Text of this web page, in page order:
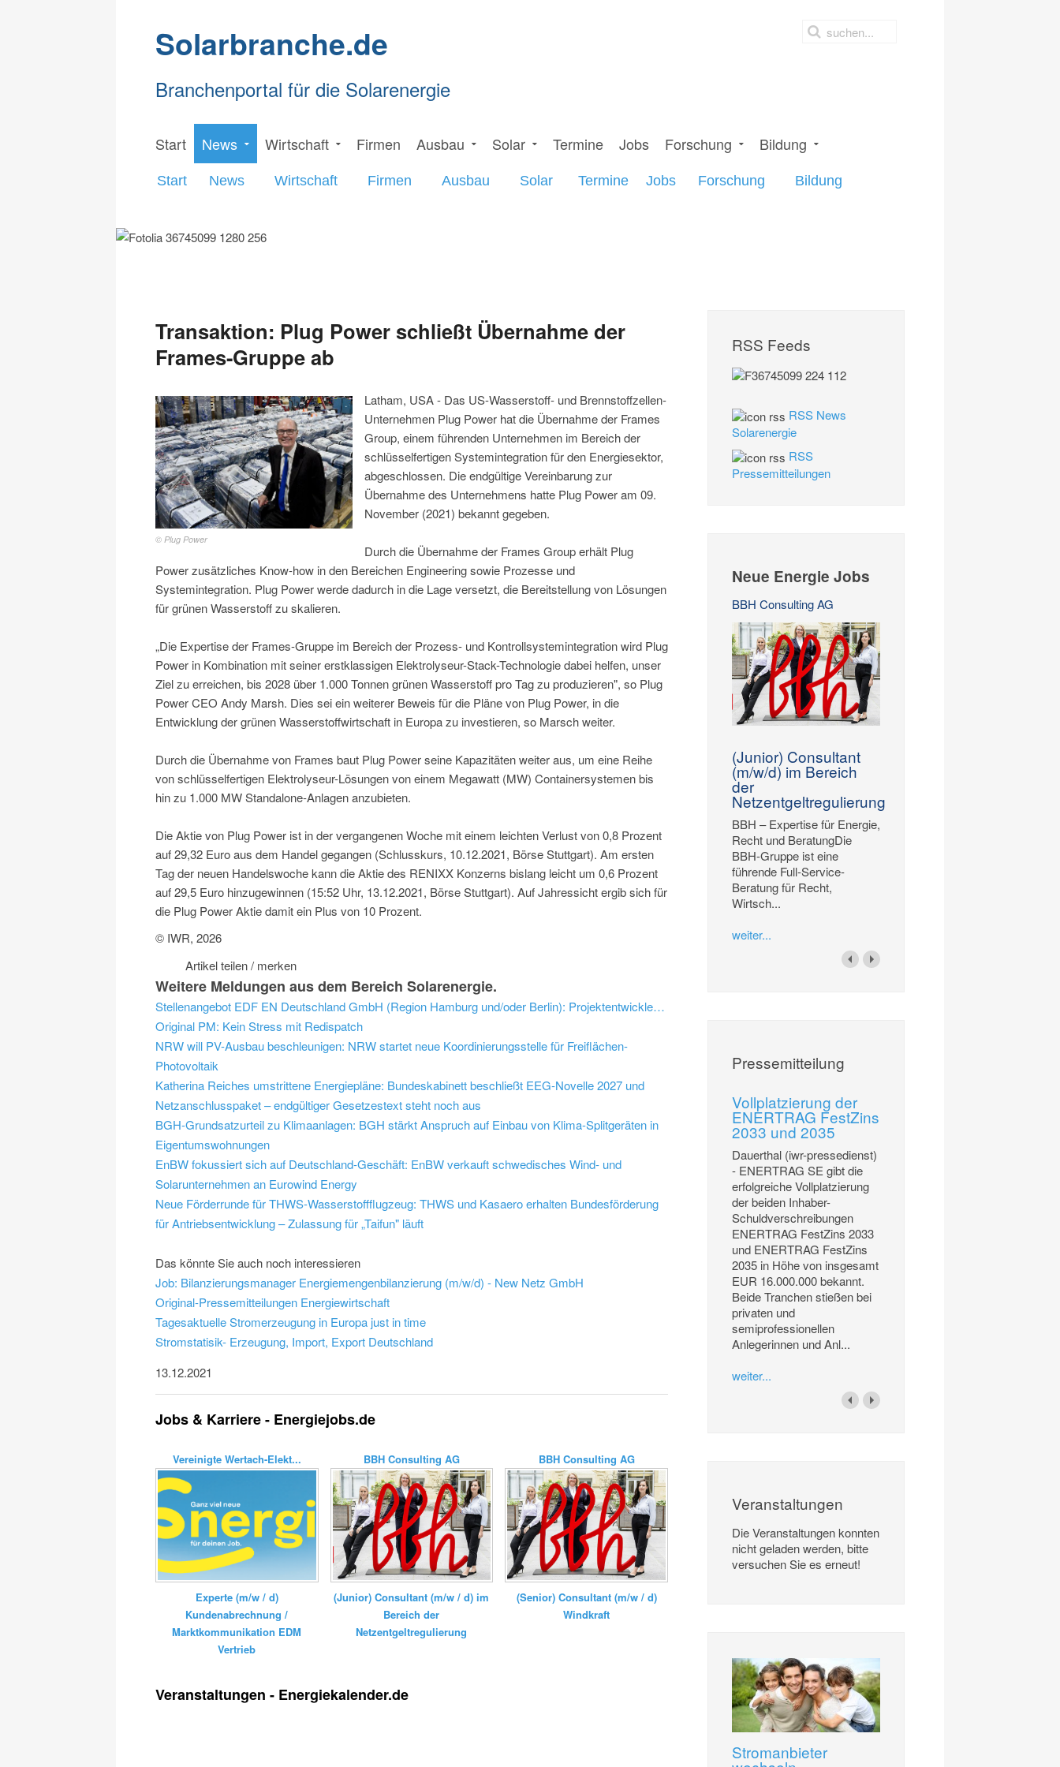
Solarbranche.de
Branchenportal für die Solarenergie
Start News Wirtschaft Firmen Ausbau Solar Termine Jobs Forschung Bildung
Start News Wirtschaft Firmen Ausbau Solar Termine Jobs Forschung Bildung
Transaktion: Plug Power schließt Übernahme der
Frames-Gruppe ab
© Plug Power
Latham, USA - Das US-Wasserstoff- und Brennstoffzellen-
Unternehmen Plug Power hat die Übernahme der Frames
Group, einem führenden Unternehmen im Bereich der
schlüsselfertigen Systemintegration für den Energiesektor,
abgeschlossen. Die endgültige Vereinbarung zur
Übernahme des Unternehmens hatte Plug Power am 09.
November (2021) bekannt gegeben.
Durch die Übernahme der Frames Group erhält Plug
Power zusätzliches Know-how in den Bereichen Engineering sowie Prozesse und
Systemintegration. Plug Power werde dadurch in die Lage versetzt, die Bereitstellung von Lösungen
für grünen Wasserstoff zu skalieren.
„Die Expertise der Frames-Gruppe im Bereich der Prozess- und Kontrollsystemintegration wird Plug
Power in Kombination mit seiner erstklassigen Elektrolyseur-Stack-Technologie dabei helfen, unser
Ziel zu erreichen, bis 2028 über 1.000 Tonnen grünen Wasserstoff pro Tag zu produzieren", so Plug
Power CEO Andy Marsh. Dies sei ein weiterer Beweis für die Pläne von Plug Power, in die
Entwicklung der grünen Wasserstoffwirtschaft in Europa zu investieren, so Marsch weiter.
Durch die Übernahme von Frames baut Plug Power seine Kapazitäten weiter aus, um eine Reihe
von schlüsselfertigen Elektrolyseur-Lösungen von einem Megawatt (MW) Containersystemen bis
hin zu 1.000 MW Standalone-Anlagen anzubieten.
Die Aktie von Plug Power ist in der vergangenen Woche mit einem leichten Verlust von 0,8 Prozent
auf 29,32 Euro aus dem Handel gegangen (Schlusskurs, 10.12.2021, Börse Stuttgart). Am ersten
Tag der neuen Handelswoche kann die Aktie des RENIXX Konzerns bislang leicht um 0,6 Prozent
auf 29,5 Euro hinzugewinnen (15:52 Uhr, 13.12.2021, Börse Stuttgart). Auf Jahressicht ergib sich für
die Plug Power Aktie damit ein Plus von 10 Prozent.
© IWR, 2026
Artikel teilen / merken
Weitere Meldungen aus dem Bereich Solarenergie.
Stellenangebot EDF EN Deutschland GmbH (Region Hamburg und/oder Berlin): Projektentwickler (m/w/d) Erneuerbare Energien – Photovoltaik
Original PM: Kein Stress mit Redispatch
NRW will PV-Ausbau beschleunigen: NRW startet neue Koordinierungsstelle für Freiflächen-
Photovoltaik
Katherina Reiches umstrittene Energiepläne: Bundeskabinett beschließt EEG-Novelle 2027 und
Netzanschlusspaket – endgültiger Gesetzestext steht noch aus
BGH-Grundsatzurteil zu Klimaanlagen: BGH stärkt Anspruch auf Einbau von Klima-Splitgeräten in
Eigentumswohnungen
EnBW fokussiert sich auf Deutschland-Geschäft: EnBW verkauft schwedisches Wind- und
Solarunternehmen an Eurowind Energy
Neue Förderrunde für THWS-Wasserstoffflugzeug: THWS und Kasaero erhalten Bundesförderung
für Antriebsentwicklung – Zulassung für „Taifun" läuft
Das könnte Sie auch noch interessieren
Job: Bilanzierungsmanager Energiemengenbilanzierung (m/w/d) - New Netz GmbH
Original-Pressemitteilungen Energiewirtschaft
Tagesaktuelle Stromerzeugung in Europa just in time
Stromstatisik- Erzeugung, Import, Export Deutschland
13.12.2021
Jobs & Karriere - Energiejobs.de
Vereinigte Wertach-Elekt...
Experte (m/w / d)
Kundenabrechnung /
Marktkommunikation EDM
Vertrieb
BBH Consulting AG
(Junior) Consultant (m/w / d) im
Bereich der
Netzentgeltregulierung
BBH Consulting AG
(Senior) Consultant (m/w / d)
Windkraft
Veranstaltungen - Energiekalender.de
RSS Feeds
RSS News
Solarenergie
RSS
Pressemitteilungen
Neue Energie Jobs
BBH Consulting AG
(Junior) Consultant
(m/w/d) im Bereich
der
Netzentgeltregulierung
BBH – Expertise für Energie,
Recht und BeratungDie
BBH-Gruppe ist eine
führende Full-Service-
Beratung für Recht,
Wirtsch...
weiter...
Pressemitteilung
Vollplatzierung der
ENERTRAG FestZins
2033 und 2035
Dauerthal (iwr-pressedienst)
- ENERTRAG SE gibt die
erfolgreiche Vollplatzierung
der beiden Inhaber-
Schuldverschreibungen
ENERTRAG FestZins 2033
und ENERTRAG FestZins
2035 in Höhe von insgesamt
EUR 16.000.000 bekannt.
Beide Tranchen stießen bei
privaten und
semiprofessionellen
Anlegerinnen und Anl...
weiter...
Veranstaltungen
Die Veranstaltungen konnten
nicht geladen werden, bitte
versuchen Sie es erneut!
Stromanbieter